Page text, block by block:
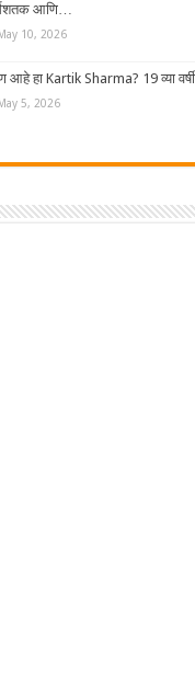
आणि…
May 10, 2026
आहे हा Kartik Sharma? 19 व्या
May 5, 2026